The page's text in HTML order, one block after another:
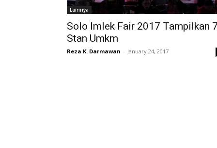
Lainnya
Solo Imlek Fair 2017 Tampilkan
Stan Umkm
Reza K. Darmawan - January 24, 2017